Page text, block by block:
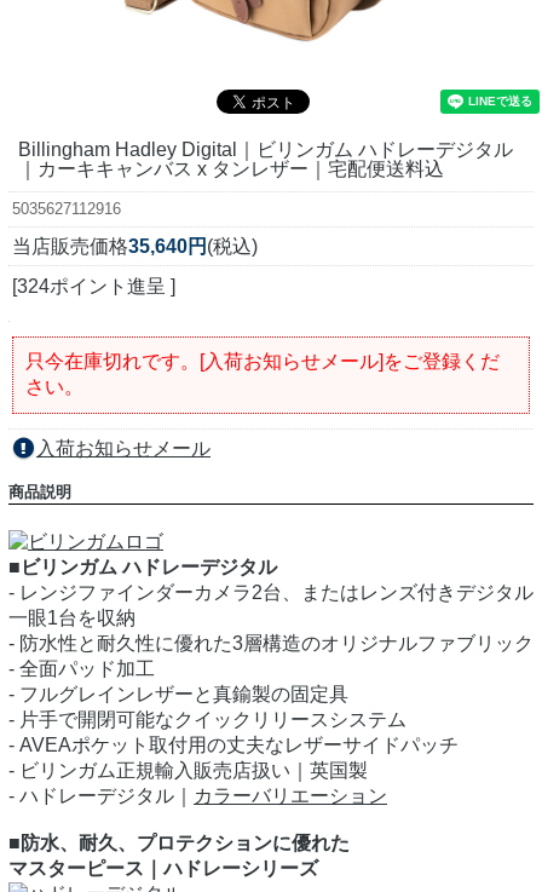
Billingham Hadley Digital｜ビリンガム ハドレーデジタル
｜カーキキャンバス x タンレザー｜宅配便送料込
5035627112916
当店販売価格35,640円 (税込)
[324ポイント進呈 ]
只今在庫切れです。[入荷お知らせメール]をご登録くだ
さい。
入荷お知らせメール
商品説明
■ビリンガム ハドレーデジタル
- レンジファインダーカメラ2台、またはレンズ付きデジタル
一眼1台を収納
- 防水性と耐久性に優れた3層構造のオリジナルファブリック
- 全面パッド加工
- フルグレインレザーと真鍮製の固定具
- 片手で開閉可能なクイックリリースシステム
- AVEAポケット取付用の丈夫なレザーサイドパッチ
- ビリンガム正規輸入販売店扱い｜英国製
- ハドレーデジタル｜
カラーバリエーション
■防水、耐久、プロテクションに優れた
マスターピース｜ハドレーシリーズ